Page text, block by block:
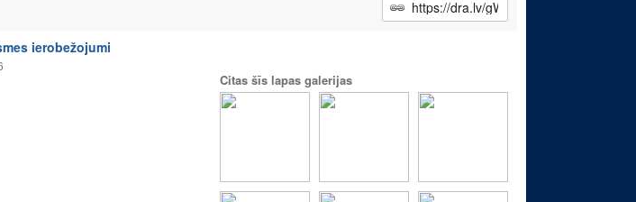
ierobežojumi
Citas šīs lapas galerijas